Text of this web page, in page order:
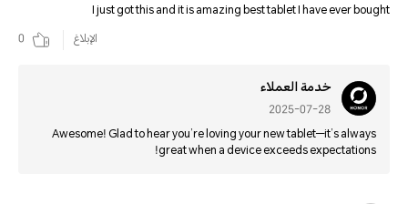
I just got this and it is amazing best tablet I have ever bought
الإبلاغ
0
خدمة العملاء
2025-07-28
Awesome! Glad to hear you’re loving your new tablet—it’s always
great when a device exceeds expectations!